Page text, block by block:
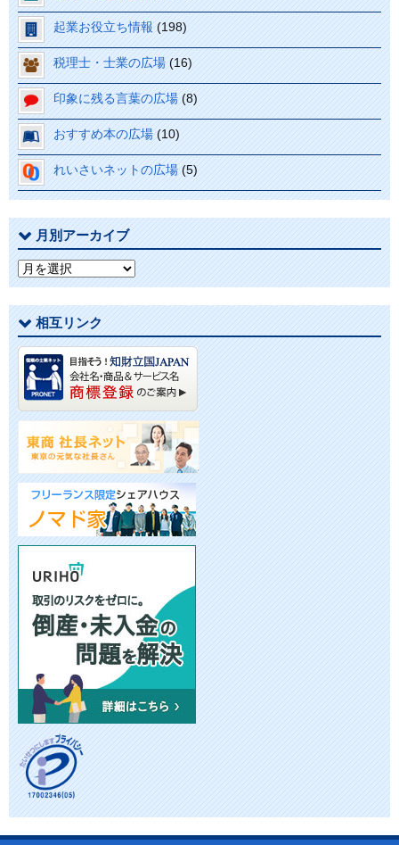
起業お役立ち情報 (198)
税理士・士業の広場 (16)
印象に残る言葉の広場 (8)
おすすめ本の広場 (10)
れいさいネットの広場 (5)
月別アーカイブ
月
別
ア
ー
カ
イ
ブ
相互リンク